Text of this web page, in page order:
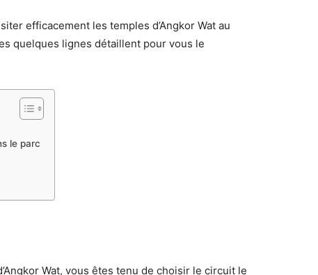
efficacement les temples d’Angkor Wat au
quelques lignes détaillent pour vous le
le parc
Wat, vous êtes tenu de choisir le circuit le